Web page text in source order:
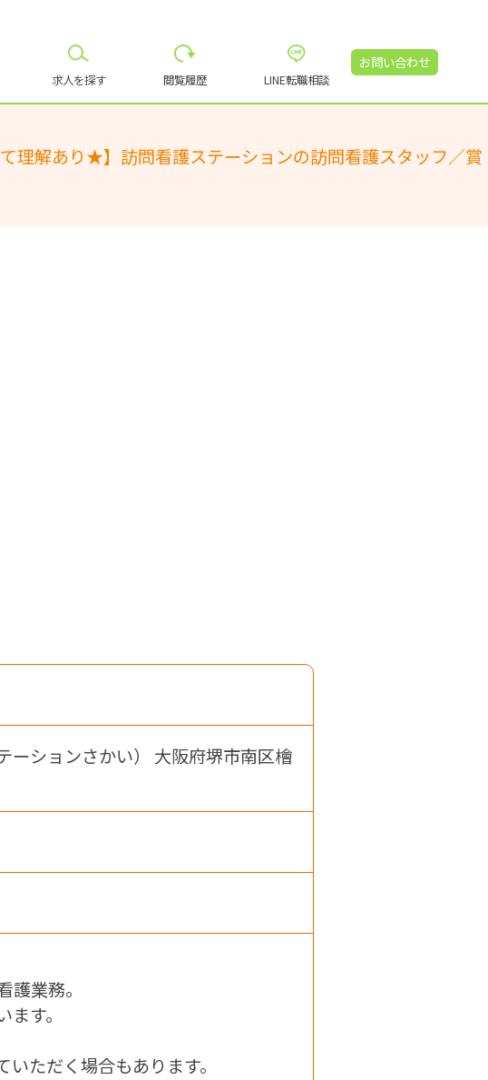
求人を探す 閲覧履歴 LINE転職相談
お問い合わせ
解あり★】訪問看護ステーションの訪問看護スタッフ／賞
ーションさかい） 大阪府堺市南区檜
業務。
す。
ただく場合もあります。